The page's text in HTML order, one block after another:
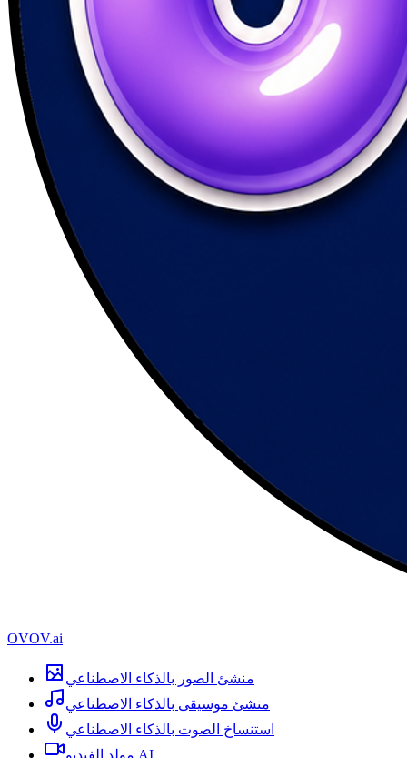
OVOV.ai
منشئ الصور بالذكاء الاصطناعي
منشئ موسيقى بالذكاء الاصطناعي
استنساخ الصوت بالذكاء الاصطناعي
مولد الفيديو AI